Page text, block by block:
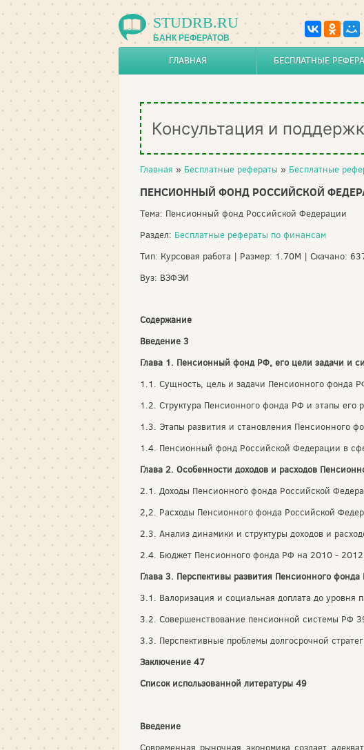
STUDRB.RU
БАНК РЕФЕРАТОВ
ГЛАВНАЯ БЕСПЛАТНЫЕ
Консультация и
Главная » Бесплатные рефераты » Бесплатные
ПЕНСИОННЫЙ ФОНД РОССИЙСКОЙ
Тема: Пенсионный фонд Российской Федерации
Раздел: Бесплатные рефераты по финансам
Тип: Курсовая работа | Размер: 1.70M | Скачано:
Вуз: ВЗФЭИ
Содержание
Введение 3
Глава 1. Пенсионный фонд РФ, его цели задачи и
1.1. Сущность, цель и задачи Пенсионного фонда
1.2. Структура Пенсионного фонда РФ и этапы его
1.3. Этапы развития и становления Пенсионного
1.4. Пенсионный фонд Российской Федерации в
Глава 2. Особенности доходов и расходов
2.1. Доходы Пенсионного фонда Российской
2,2. Расходы Пенсионного фонда Российской
2.3. Анализ динамики и структуры доходов и
2.4. Бюджет Пенсионного фонда РФ на 2010 - 2012
Глава 3. Перспективы развития Пенсионного
3.1. Валоризация и социальная доплата до уровня
3.2. Совершенствование пенсионной системы РФ
3.3. Перспективные проблемы долгосрочной
Заключение 47
Список использованной литературы 49
Введение
Современная рыночная экономика создает